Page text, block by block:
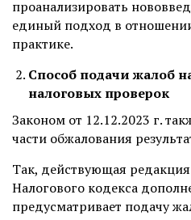
проанализировать
единый подход в
практике.
Способ подачи жалоб
налоговых проверок
Законом от 12.12.2023 г.
части обжалования
Так, действующая редакция
Налогового кодекса
предусматривает подачу